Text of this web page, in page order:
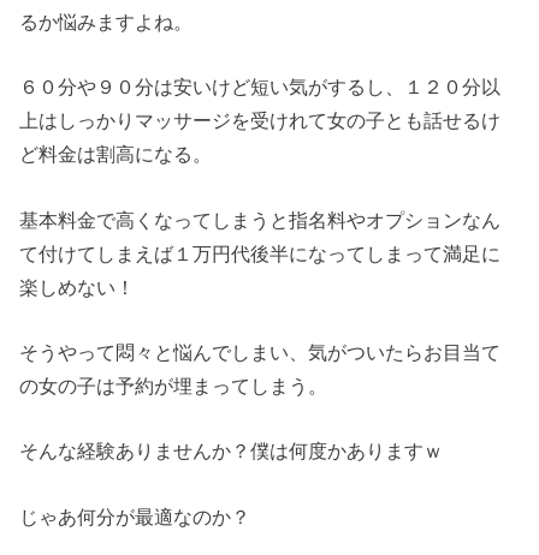
るか悩みますよね。
６０分や９０分は安いけど短い気がするし、１２０分以
上はしっかりマッサージを受けれて女の子とも話せるけ
ど料金は割高になる。
基本料金で高くなってしまうと指名料やオプションなん
て付けてしまえば１万円代後半になってしまって満足に
楽しめない！
そうやって悶々と悩んでしまい、気がついたらお目当て
の女の子は予約が埋まってしまう。
そんな経験ありませんか？僕は何度かありますｗ
じゃあ何分が最適なのか？